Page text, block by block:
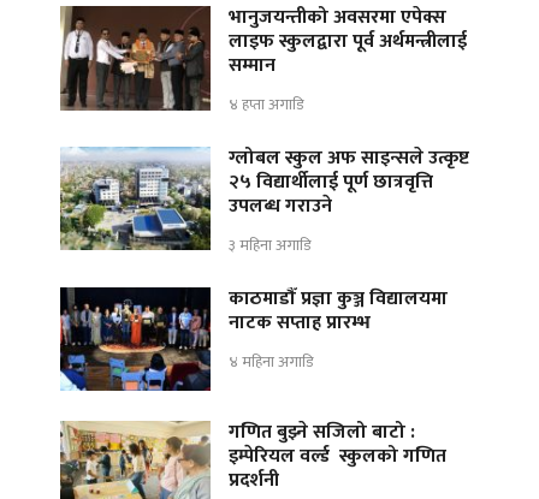
भानुजयन्तीको अवसरमा एपेक्स
लाइफ स्कुलद्वारा पूर्व अर्थमन्त्रीलाई
सम्मान
४ हप्ता अगाडि
ग्लोबल स्कुल अफ साइन्सले उत्कृष्ट
२५ विद्यार्थीलाई पूर्ण छात्रवृत्ति
उपलब्ध गराउने
३ महिना अगाडि
काठमाडौँ प्रज्ञा कुञ्ज विद्यालयमा
नाटक सप्ताह प्रारम्भ
४ महिना अगाडि
गणित बुझ्ने सजिलो बाटो :
इम्पेरियल वर्ल्ड स्कुलको गणित
प्रदर्शनी